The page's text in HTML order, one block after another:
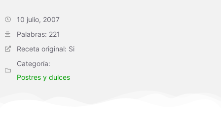
10 julio, 2007
Palabras: 221
Receta original: Si
Categoría:
Postres y dulces